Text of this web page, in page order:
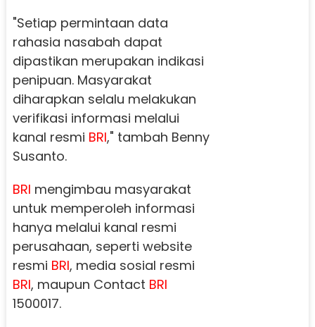
"Setiap permintaan data
rahasia nasabah dapat
dipastikan merupakan indikasi
penipuan. Masyarakat
diharapkan selalu melakukan
verifikasi informasi melalui
kanal resmi BRI," tambah Benny
Susanto.
BRI mengimbau masyarakat
untuk memperoleh informasi
hanya melalui kanal resmi
perusahaan, seperti website
resmi BRI, media sosial resmi
BRI, maupun Contact BRI
1500017.